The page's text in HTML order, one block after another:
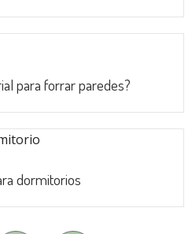
para forrar paredes?
dormitorios